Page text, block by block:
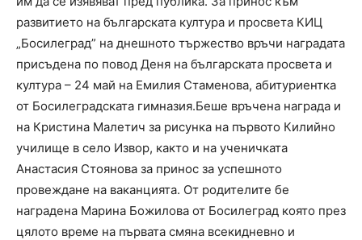
развитието на българската култура и просвета КИЦ
„Босилеград” на днешното тържество връчи наградата
присъдена по повод Деня на българската просвета и
култура – 24 май на Емилия Стаменова, абитуриентка
от Босилеградската гимназия.Беше връчена награда и
на Кристина Малетич за рисунка на първото Килийно
училище в село Извор, както и на ученичката
Анастасия Стоянова за принос за успешното
провеждане на ваканцията. От родителите бе
наградена Марина Божилова от Босилеград която през
цялото време на първата смяна всекидневно и